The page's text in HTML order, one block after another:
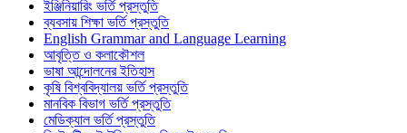
ইঞ্জিনিয়ারিং ভর্তি প্রস্তুতি
ব্যবসায় শিক্ষা ভর্তি প্রস্তুতি
English Grammar and Language Learning
আবৃত্তি ও কলাকৌশল
ভাষা আন্দোলনের ইতিহাস
কৃষি বিশ্ববিদ্যালয় ভর্তি প্রস্তুতি
মানবিক বিভাগ ভর্তি প্রস্তুতি
মেডিক্যাল ভর্তি প্রস্তুতি